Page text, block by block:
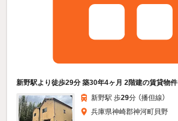
新野駅より徒歩29分 築30年4ヶ月 2階建の賃貸物件
新野駅 歩29分 （播但線）
兵庫県神崎郡神河町貝野